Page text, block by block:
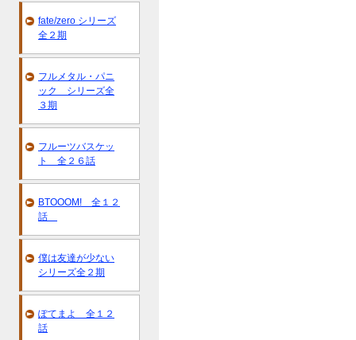
fate/zero シリーズ
全２期
フルメタル・パニ
ック シリーズ全
３期
フルーツバスケッ
ト 全２６話
BTOOOM! 全１２
話
僕は友達が少ない
シリーズ全２期
ぽてまよ 全１２
話